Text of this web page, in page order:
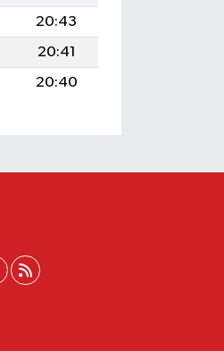
20:43
20:41
20:40